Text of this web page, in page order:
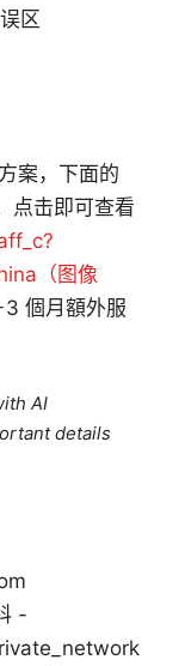
区
案，下面的
点击即可查看
（图像
3 個月額外服
AI
details
-